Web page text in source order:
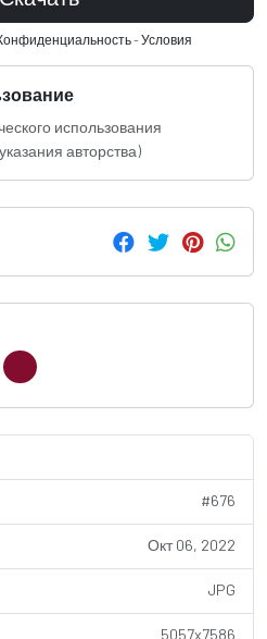
-Условия
использования
авторства)
#676
Окт 06, 2022
JPG
5057x7586